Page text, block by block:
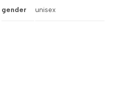
gender unisex